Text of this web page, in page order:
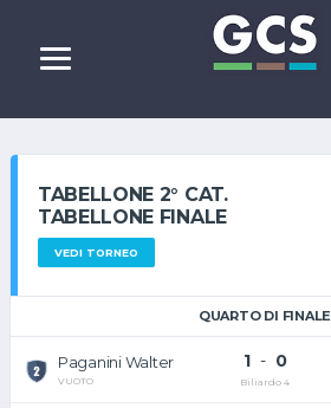
TABELLONE 2° CAT.
TABELLONE FINALE
VEDI TORNEO
QUARTO DI FINALE
Paganini Walter
VUOTO
1- 0
Biliardo 4